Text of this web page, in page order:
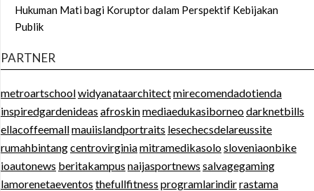
Hukuman Mati bagi Koruptor dalam Perspektif Kebijakan
Publik
PARTNER
metroartschoolwidyanataarchitectmirecomendadotienda
inspiredgardenideas afroskinmediaedukasiborneodarknetbills
ellacoffeemallmauiislandportraits lesechecsdelareussite
rumahbintangcentrovirginiamitramedikasolosloveniaonbike
ioautonews beritakampus naijasportnews salvagegaming
lamorenetaeventos thefullfitness programlarindirrastama